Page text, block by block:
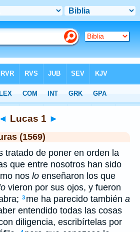
◄ Lucas 1 ►
(1569)
tratado de poner en orden la
que entre nosotros han sido
nos lo enseñaron los que
vieron por sus ojos, y fueron
3 me ha parecido también a
entendido todas las cosas
diligencia, escribírtelas por